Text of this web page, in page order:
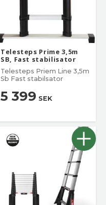
Telesteps Prime 3,5m
SB, Fast stabilisator
Telesteps Priem Line 3,5m
Sb Fast stabilsator
5 399 SEK